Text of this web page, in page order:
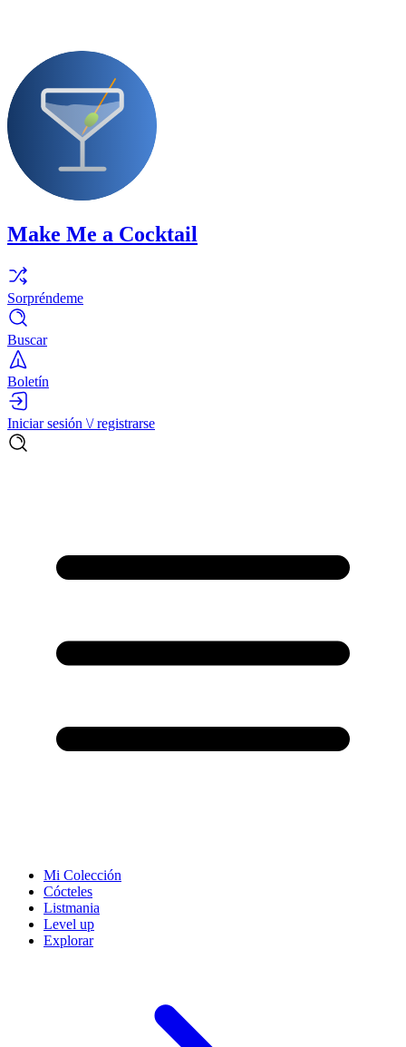
Make Me a Cocktail
Sorpréndeme
Buscar
Boletín
Iniciar sesión \/ registrarse
Mi Colección
Cócteles
Listmania
Level up
Explorar